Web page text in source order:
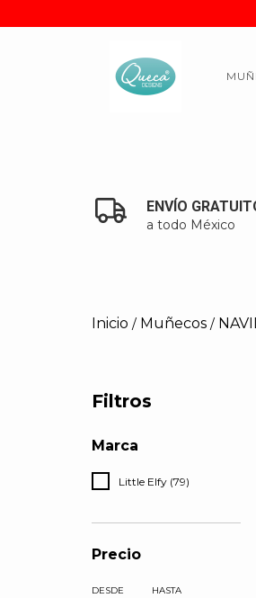
ENVÍO
a todo México
Inicio / Muñecos /
Filtros
Marca
Little Elfy (79)
Precio
DESDE HASTA